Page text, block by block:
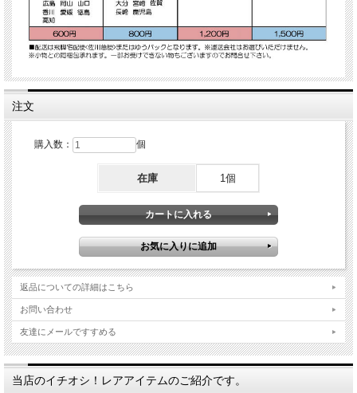
注文
購入数： 個
在庫 1個
返品についての詳細はこちら
お問い合わせ
友達にメールですすめる
当店のイチオシ！レアアイテムのご紹介です。